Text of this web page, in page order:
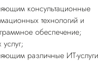
консультационные
технологий и
обеспечение;
различные ИТ-услуги